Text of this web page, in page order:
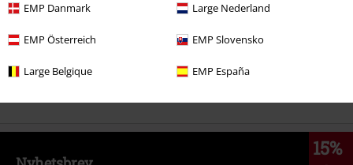
EMP Danmark Large Nederland
EMP Österreich EMP Slovensko
Large Belgique EMP España
Store størrelser Sweatshirts
Salg % Herre Klær Genser og hettegenser Collegegensere
Klær Gensere Collegegensere
15%